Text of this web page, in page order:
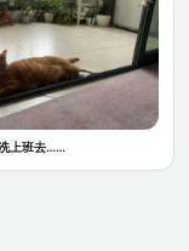
上班去……